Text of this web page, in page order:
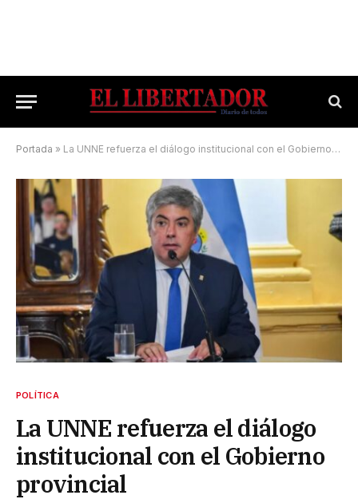
Portada » La UNNE refuerza el diálogo institucional con el Gobierno provincial
POLÍTICA
La UNNE refuerza el diálogo
institucional con el Gobierno
provincial